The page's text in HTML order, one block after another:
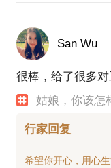
San Wu
很棒，给了很多
姑娘，你该怎
行家回复